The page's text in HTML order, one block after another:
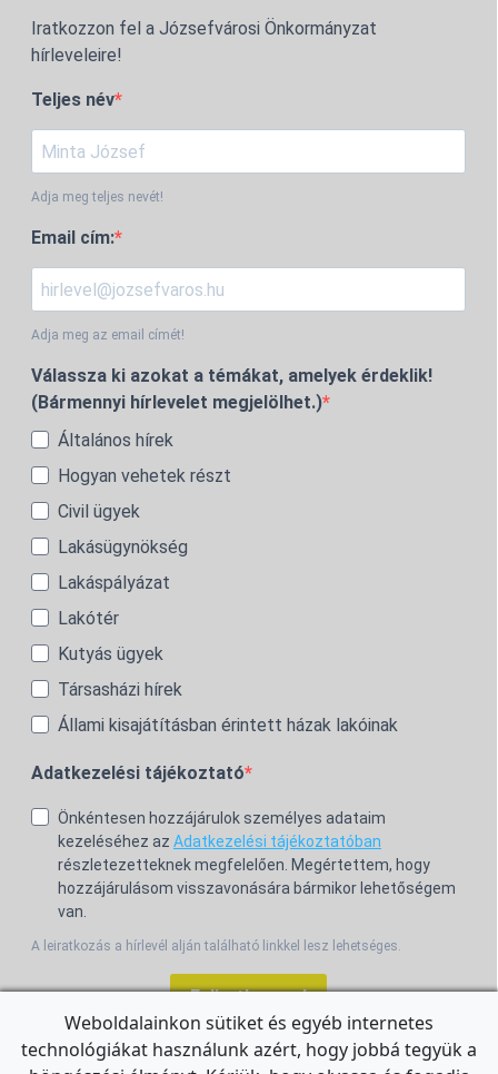
Iratkozzon fel a Józsefvárosi Önkormányzat
hírleveleire!
Teljes név
Adja meg teljes nevét!
Email cím:
Adja meg az email címét!
Válassza ki azokat a témákat, amelyek érdeklik!
(Bármennyi hírlevelet megjelölhet.)
Általános hírek
Hogyan vehetek részt
Civil ügyek
Lakásügynökség
Lakáspályázat
Lakótér
Kutyás ügyek
Társasházi hírek
Állami kisajátításban érintett házak lakóinak
Adatkezelési tájékoztató
Önkéntesen hozzájárulok személyes adataim
kezeléséhez az Adatkezelési tájékoztatóban
részletezetteknek megfelelően. Megértettem, hogy
hozzájárulásom visszavonására bármikor lehetőségem
van.
A leiratkozás a hírlevél alján található linkkel lesz lehetséges.
Feliratkozom!
Weboldalainkon sütiket és egyéb internetes
technológiákat használunk azért, hogy jobbá tegyük a